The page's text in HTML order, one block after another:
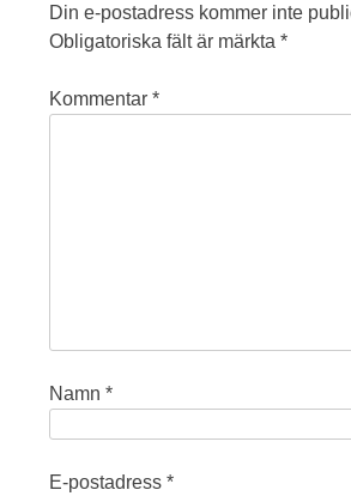
Din e-postadress kommer inte
Obligatoriska fält är märkta*
Kommentar*
Namn*
E-postadress*